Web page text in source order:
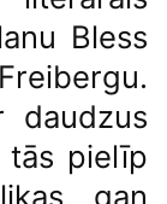
Bless
daudzus
tās pielīp